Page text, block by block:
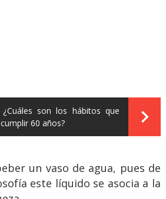
¿Cuáles son los hábitos que
60 años?
un vaso de agua, pues de
este líquido se asocia a la